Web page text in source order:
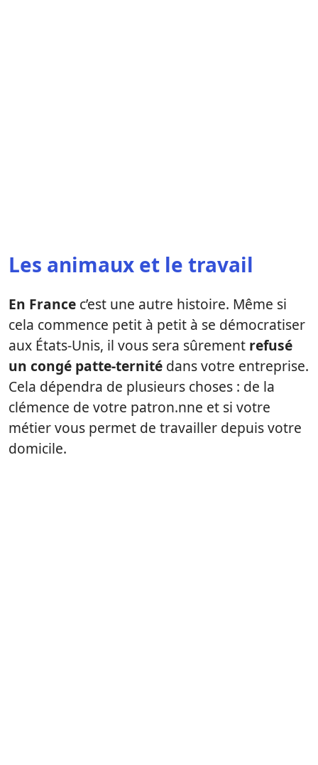
Les animaux et le travail
En France c’est une autre histoire. Même si
cela commence petit à petit à se démocratiser
aux États-Unis, il vous sera sûrement refusé
un congé patte-ternité dans votre entreprise.
Cela dépendra de plusieurs choses : de la
clémence de votre patron.nne et si votre
métier vous permet de travailler depuis votre
domicile.